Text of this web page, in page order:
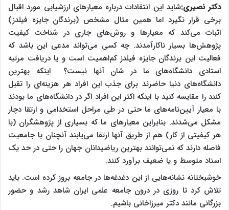
دکتر نصیری:شاید این انتقادات درباره معیارهای ارزشیابی مورد اقبال
برخی قرار نگیرد اما همین مثال مشخص (برندگان جایزه فیلدز)
اثبات می‌کند که معیارها و روش‌های جاری در شناخت کیفیت
پژوهش‌ها بسیار ناکارآمدند. چه کسی می‌تواند مدعی این باشد که
فعالیت این برندگان جایزه فیلدز کم‌‌اهمیت است و یا دریافت مرتبه
استادی دانشگاه‌های ما در شان آنها نیست؟ اینکه بهترین
دانشگاه‌های دنیا حاضرند برای جذب این افراد هر هزینه‌ای را تقبل
کنند را مقایسه کنید با اینکه اکثر این افراد اگر در دانشگاه‌های ما بودند
با معیار آیین‌نامه‌های ما حتی در طی مراحل استخدامی و ارتقا دچار
مشکل می‌شدند. بنابراین معیارهای ما که بسیاری از پژوهشگران (با
هر کیفیتی از کار) هم از طریق آنها ارتقا می‌یابند آنچنان با جامعیت
فاصله دارند که نمی‌توانند بهترین ریاضیدانان جهان را حتی در حد یک
استاد متوسط و یا ضعیف برآورد کنند.
خوشبختانه نشانه‌هایی از این دغدغه‌ها در جامعه بروز کرده است. باید
تلاش کرد تا روزی در درون جامعه علمی ایران شاهد رشد و حضور
بزرگانی مانند دکتر میرزاخانی باشیم.